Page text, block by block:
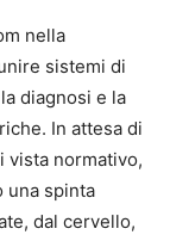
nella
sistemi di
diagnosi e la
In attesa di
vista normativo,
una spinta
dal cervello,